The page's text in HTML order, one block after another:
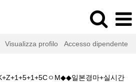
Visualizza profilo Accesso dipendente
ㅇM◆◆일본경마+실시간